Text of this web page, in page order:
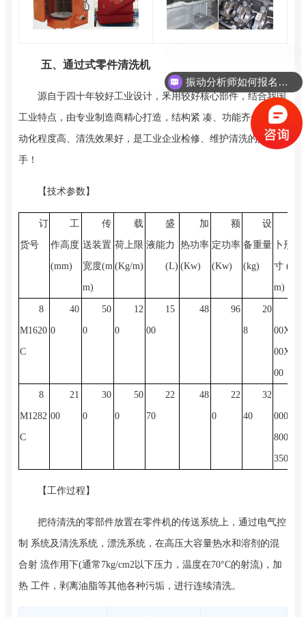
五、通过式零件清洗机
源自于四十年较好工业设计，釆用较好核心部件，结合我国
工业特点，由专业制造商精心打造，结构紧 凑、功能齐全、自
动化程度高、清洗效果好，是工业企业检修、维护清洗的好帮
手！
【技术参数】
订
货号
工
作高度
(mm)
传
送装置
宽度(m
m)
载
荷上限
(Kg/m)
盛
液能力
(L)
加
热功率
(Kw)
额
定功率
(Kw)
设
备重量
(kg)
卜形尺
寸 (m
m)
8
M1620
C
40
0
50
0
12
0
15
00
48 96 20
8 00X18
00X24
00
8
M1282
C
21
00
30
0
50
0
22
70
48 22
0
32
40 000X4
800X2
350
【工作过程】
把待清洗的零部件放置在零件机的传送系统上，通过电气控
制 系统及清洗系统，漂洗系统，在高压大容量热水和溶剂的混
合射 流作用下(通常7kg/cm2以下压力，温度在70°C的射流)，加
热 工件，剥离油脂等其他各种污垢，进行连续清洗。
振动分析师如何报名考试？